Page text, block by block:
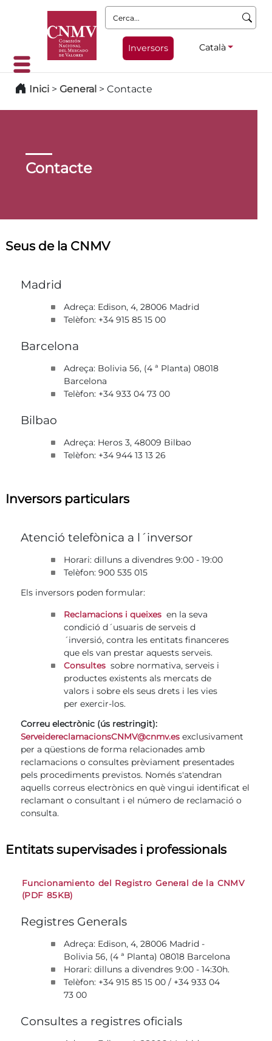
Cerca:
Inversors Català
Inici > General > Contacte
Contacte
Seus de la CNMV
Madrid
Adreça: Edison, 4, 28006 Madrid
Telèfon: +34 915 85 15 00
Barcelona
Adreça: Bolivia 56, (4 ª Planta) 08018
Barcelona
Telèfon: +34 933 04 73 00
Bilbao
Adreça: Heros 3, 48009 Bilbao
Telèfon: +34 944 13 13 26
Inversors particulars
Atenció telefònica a l´inversor
Horari: dilluns a divendres 9:00 - 19:00
Telèfon: 900 535 015
Els inversors poden formular:
Reclamacions i queixes en la seva
condició d´usuaris de serveis d
´inversió, contra les entitats financeres
que els van prestar aquests serveis.
Consultes sobre normativa, serveis i
productes existents als mercats de
valors i sobre els seus drets i les vies
per exercir-los.
Correu electrònic (ús restringit):
ServeidereclamacionsCNMV@cnmv.es exclusivament
per a qüestions de forma relacionades amb
reclamacions o consultes prèviament presentades
pels procediments previstos. Només s'atendran
aquells correus electrònics en què vingui identificat el
reclamant o consultant i el número de reclamació o
consulta.
Entitats supervisades i professionals
Funcionamiento del Registro General de la CNMV
(PDF 85KB)
Registres Generals
Adreça: Edison, 4, 28006 Madrid -
Bolivia 56, (4 ª Planta) 08018 Barcelona
Horari: dilluns a divendres 9:00 - 14:30h.
Telèfon: +34 915 85 15 00 / +34 933 04
73 00
Consultes a registres oficials